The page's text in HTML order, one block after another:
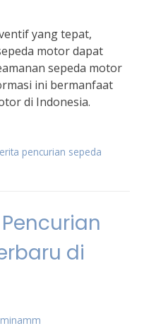
yang tepat,
motor dapat
sepeda motor
ini bermanfaat
di Indonesia.
pencurian sepeda
di